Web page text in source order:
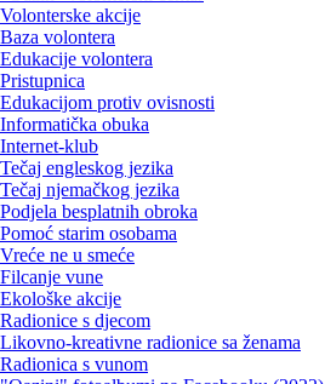
Volonterske akcije
Baza volontera
Edukacije volontera
Pristupnica
Edukacijom protiv ovisnosti
Informatička obuka
Internet-klub
Tečaj engleskog jezika
Tečaj njemačkog jezika
Podjela besplatnih obroka
Pomoć starim osobama
Vreće ne u smeće
Filcanje vune
Ekološke akcije
Radionice s djecom
Likovno-kreativne radionice sa ženama
Radionica s vunom